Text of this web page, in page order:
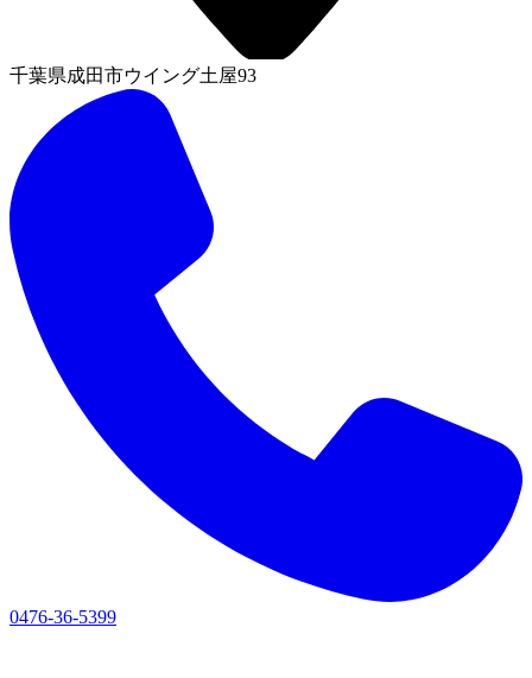
千葉県成田市ウイング土屋93
0476-36-5399